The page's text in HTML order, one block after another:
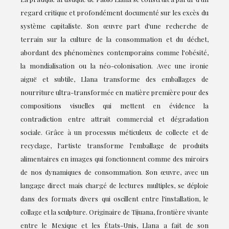
regard critique et profondément documenté sur les excès du
système capitaliste. Son œuvre part d'une recherche de
terrain sur la culture de la consommation et du déchet,
abordant des phénomènes contemporains comme l'obésité,
la mondialisation ou la néo-colonisation. Avec une ironie
aiguë et subtile, Llana transforme des emballages de
nourriture ultra-transformée en matière première pour des
compositions visuelles qui mettent en évidence la
contradiction entre attrait commercial et dégradation
sociale. Grâce à un processus méticuleux de collecte et de
recyclage, l'artiste transforme l'emballage de produits
alimentaires en images qui fonctionnent comme des miroirs
de nos dynamiques de consommation. Son œuvre, avec un
langage direct mais chargé de lectures multiples, se déploie
dans des formats divers qui oscillent entre l'installation, le
collage et la sculpture. Originaire de Tijuana, frontière vivante
entre le Mexique et les États-Unis, Llana a fait de son